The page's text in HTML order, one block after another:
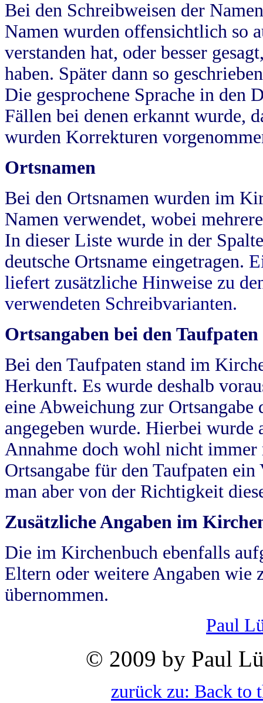
Bei den Schreibweisen der
Namen wurden offensichtlich so
verstanden hat, oder besser
haben. Später dann so
Die gesprochene Sprache in
Fällen bei denen erkannt wurde,
wurden Korrekturen
Ortsnamen
Bei den Ortsnamen wurden im
Namen verwendet, wobei
In dieser Liste wurde in der
deutsche Ortsname eingetragen.
liefert zusätzliche Hinweise zu
verwendeten Schreibvarianten.
Ortsangaben bei den Taufpaten
Bei den Taufpaten stand im
Herkunft. Es wurde deshalb
eine Abweichung zur
angegeben wurde. Hierbei wurde
Annahme doch wohl nicht
Ortsangabe für den Taufpaten
man aber von der Richtigkeit
Zusätzliche Angaben im
Die im Kirchenbuch ebenfalls
Eltern oder weitere Angaben wie
übernommen.
Paul
© 2009 by Paul
zurück zu: Back to